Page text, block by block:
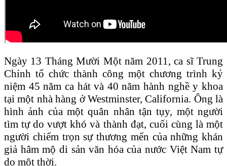
Ngày 13 Tháng Mười Một năm 2011, ca sĩ Trung
Chỉnh tổ chức thành công một chương trình kỷ
niệm 45 năm ca hát và 40 năm hành nghề y khoa
tại một nhà hàng ở Westminster, California. Ông là
hình ảnh của một quân nhân tận tụy, một người
tìm tự do vượt khó và thành đạt, cuối cùng là một
người chiếm trọn sự thương mến của những khán
giả hâm mộ di sản văn hóa của nước Việt Nam tự
do một thời.